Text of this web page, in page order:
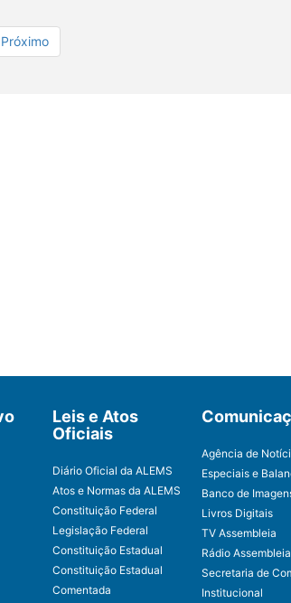
Próximo
Leis e Atos
Oficiais
Diário Oficial da ALEMS
Atos e Normas da ALEMS
Constituição Federal
Legislação Federal
Constituição Estadual
Constituição Estadual
Comentada
Agência de
Especiais e
Banco de
Livros Digitais
TV Assembleia
Rádio Assembleia
Secretaria de
Institucional